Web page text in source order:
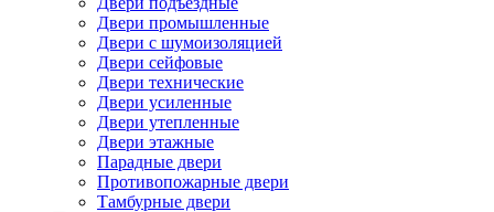
Двери промышленные
Двери с шумоизоляцией
Двери сейфовые
Двери технические
Двери усиленные
Двери утепленные
Двери этажные
Парадные двери
Противопожарные двери
Тамбурные двери